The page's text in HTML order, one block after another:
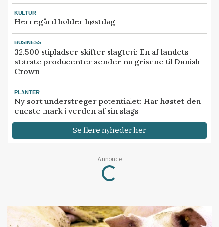
KULTUR
Herregård holder høstdag
BUSINESS
32.500 stipladser skifter slagteri: En af landets
største producenter sender nu grisene til Danish
Crown
PLANTER
Ny sort understreger potentialet: Har høstet den
eneste mark i verden af sin slags
Se flere nyheder her
Annonce
Loading...